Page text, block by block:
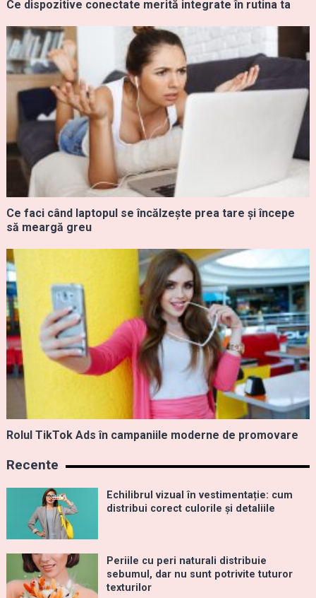
Ce dispozitive conectate merită integrate în rutina ta
Ce faci când laptopul se încălzește prea tare și începe
să meargă greu
Rolul TikTok Ads în campaniile moderne de promovare
Recente
Echilibrul vizual în vestimentație: cum
distribui corect culorile și detaliile
Periile cu peri naturali distribuie
sebumul, dar nu sunt potrivite tuturor
texturilor